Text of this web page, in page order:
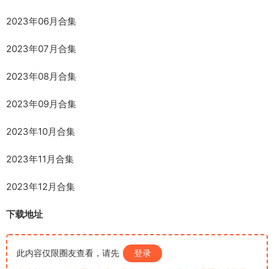
2023年06月合集
2023年07月合集
2023年08月合集
2023年09月合集
2023年10月合集
2023年11月合集
2023年12月合集
下载地址
此内容仅限圈友查看，请先 登录